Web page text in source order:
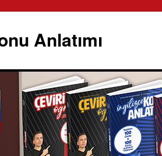
Anlatımı